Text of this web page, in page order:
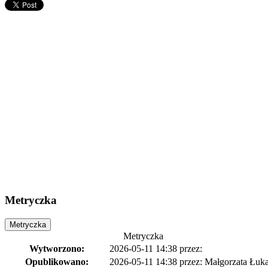
Metryczka
Metryczka
Metryczka
Wytworzono:
2026-05-11 14:38 przez:
Opublikowano:
2026-05-11 14:38 przez: Małgorzata